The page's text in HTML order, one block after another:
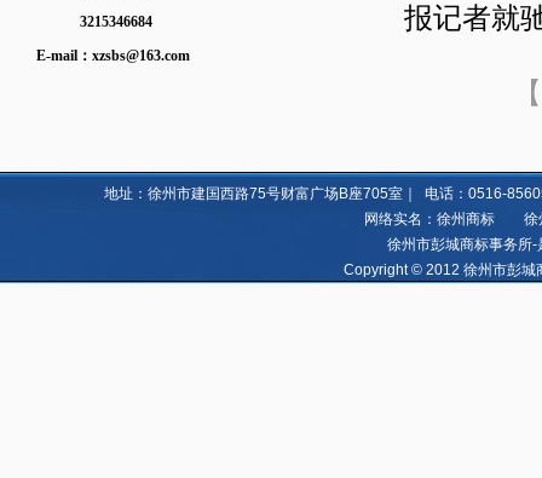
3215346684
E-mail： xzsbs@163.com
报记者就
【
地址：徐州市建国西路75号财富广场B座705室｜ 电话：0516-
网络实名：徐州商标 徐
徐州市彭城商标事务所-
Copyright © 2012 徐州市彭